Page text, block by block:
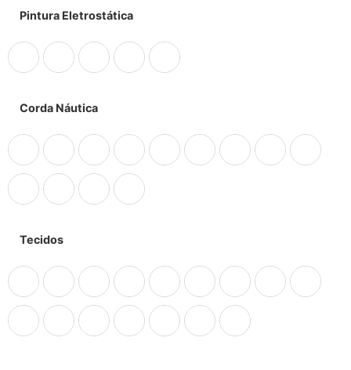
Pintura Eletrostática
Corda Náutica
Tecidos